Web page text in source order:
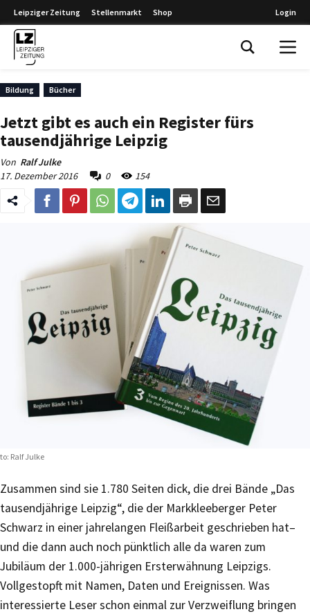
Leipziger Zeitung Stellenmarkt Shop Login
Bildung Bücher
Jetzt gibt es auch ein Register fürs
tausendjährige Leipzig
Von Ralf Julke
17. Dezember 2016
0 154
Ralf Julke
Zusammen sind sie 1.780 Seiten dick, die drei Bände „Das
tausendjährige Leipzig“, die der Markkleeberger Peter
Schwarz in einer jahrelangen Fleißarbeit geschrieben hat–
und die dann auch noch pünktlich alle da waren zum
Jubiläum der 1.000-jährigen Ersterwähnung Leipzigs.
Vollgestopft mit Namen, Daten und Ereignissen. Was
interessierte Leser schon einmal zur Verzweiflung bringen